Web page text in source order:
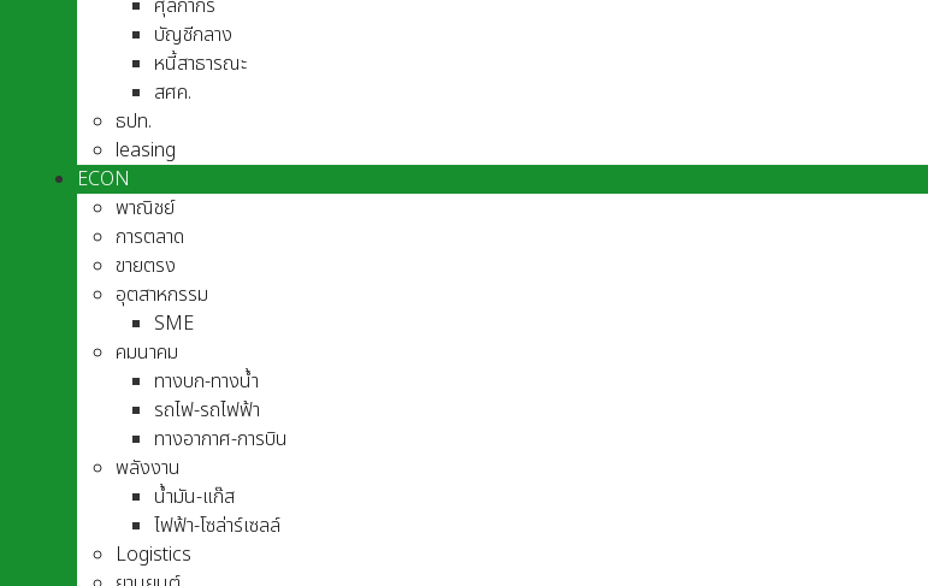
ศุลกากร
บัญชีกลาง
หนี้สาธารณะ
สศค.
ธปท.
leasing
ECON
พาณิชย์
การตลาด
ขายตรง
อุตสาหกรรม
SME
คมนาคม
ทางบก-ทางน้ำ
รถไฟ-รถไฟฟ้า
ทางอากาศ-การบิน
พลังงาน
น้ำมัน-แก๊ส
ไฟฟ้า-โซล่าร์เซลล์
Logistics